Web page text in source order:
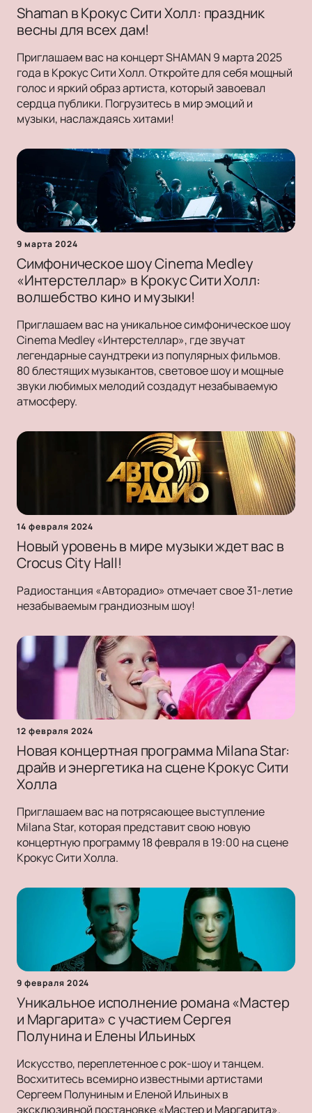
Shaman в Крокус Сити Холл: праздник
весны для всех дам!
Приглашаем вас на концерт SHAMAN 9 марта 2025
года в Крокус Сити Холл. Откройте для себя мощный
голос и яркий образ артиста, который завоевал
сердца публики. Погрузитесь в мир эмоций и
музыки, наслаждаясь хитами!
9 марта 2024
Симфоническое шоу Cinema Medley
«Интерстеллар» в Крокус Сити Холл:
волшебство кино и музыки!
Приглашаем вас на уникальное симфоническое шоу
Cinema Medley «Интерстеллар», где звучат
легендарные саундтреки из популярных фильмов.
80 блестящих музыкантов, световое шоу и мощные
звуки любимых мелодий создадут незабываемую
атмосферу.
14 февраля 2024
Новый уровень в мире музыки ждет вас в
Crocus City Hall!
Радиостанция «Авторадио» отмечает свое 31-летие
незабываемым грандиозным шоу!
12 февраля 2024
Новая концертная программа Milana Star:
драйв и энергетика на сцене Крокус Сити
Холла
Приглашаем вас на потрясающее выступление
Milana Star, которая представит свою новую
концертную программу 18 февраля в 19:00 на сцене
Крокус Сити Холла.
9 февраля 2024
Уникальное исполнение романа «Мастер
и Маргарита» с участием Сергея
Полунина и Елены Ильиных
Искусство, переплетенное с рок-шоу и танцем.
Восхититесь всемирно известными артистами
Сергеем Полуниным и Еленой Ильиных в
эксклюзивной постановке «Мастер и Маргарита».